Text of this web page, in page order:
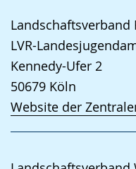
Landschaftsverband
LVR-
Kennedy-Ufer 2
50679 Köln
Website der